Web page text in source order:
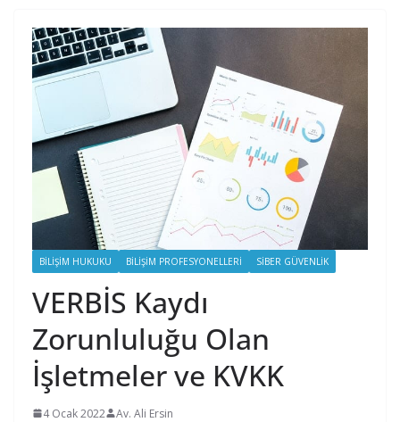
BILIŞIM HUKUKU BILIŞIM PROFESYONELLERI SIBER GÜVENLIK
VERBİS Kaydı
Zorunluluğu Olan
İşletmeler ve KVKK
4 Ocak 2022 Av. Ali Ersin